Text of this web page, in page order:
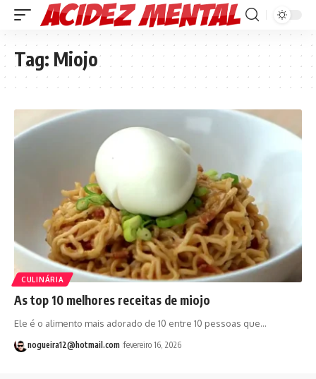
Tag: Miojo
CULINÁRIA
As top 10 melhores receitas de miojo
Ele é o alimento mais adorado de 10 entre 10 pessoas que…
nogueira12@hotmail.com fevereiro 16, 2026